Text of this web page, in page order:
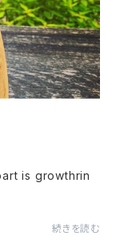
is growthrin
続きを読む